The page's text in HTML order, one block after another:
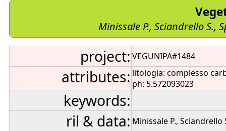
Minissale P., Sciandrello S.,
project: VEGUNIPA#1484
attributes: litologia: complesso
ph: 5.572093023
keywords:
ril & data: Minissale P., Sciandrello